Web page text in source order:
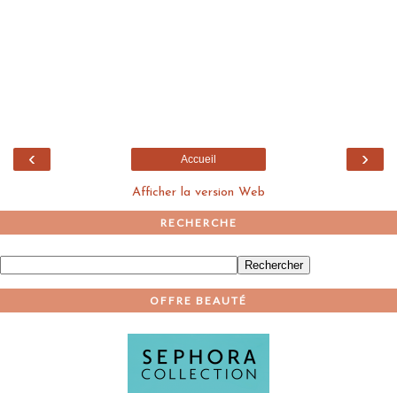
‹ ›
Accueil
Afficher la version Web
RECHERCHE
OFFRE BEAUTÉ